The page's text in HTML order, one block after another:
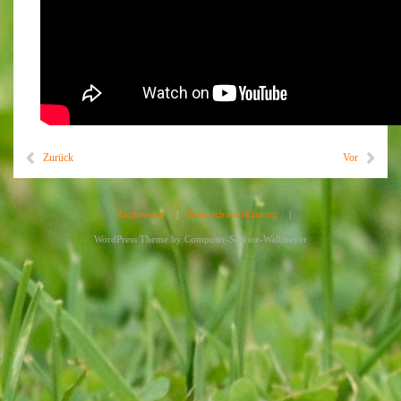
Zurück Vor
Impressum | Datenschutzerklärung |
WordPress Theme byComputer-Service-Wallmeyer